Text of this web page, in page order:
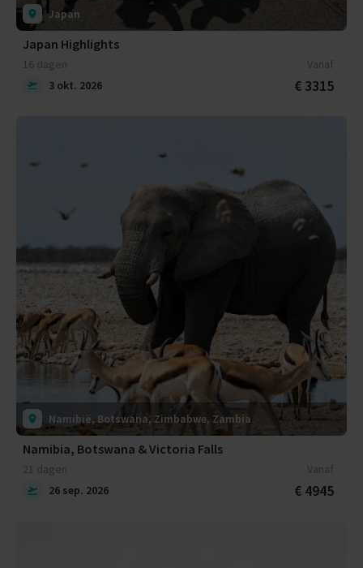
Japan
Japan Highlights
16 dagen
Vanaf
3 okt. 2026
€ 3315
Namibië, Botswana, Zimbabwe, Zambia
Namibia, Botswana & Victoria Falls
21 dagen
Vanaf
26 sep. 2026
€ 4945